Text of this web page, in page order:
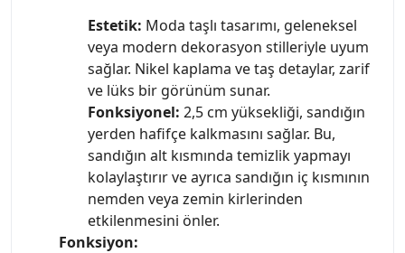
Estetik: Moda taşlı tasarımı, geleneksel
veya modern dekorasyon stilleriyle uyum
sağlar. Nikel kaplama ve taş detaylar, zarif
ve lüks bir görünüm sunar.
Fonksiyonel: 2,5 cm yüksekliği, sandığın
yerden hafifçe kalkmasını sağlar. Bu,
sandığın alt kısmında temizlik yapmayı
kolaylaştırır ve ayrıca sandığın iç kısmının
nemden veya zemin kirlerinden
etkilenmesini önler.
Fonksiyon: